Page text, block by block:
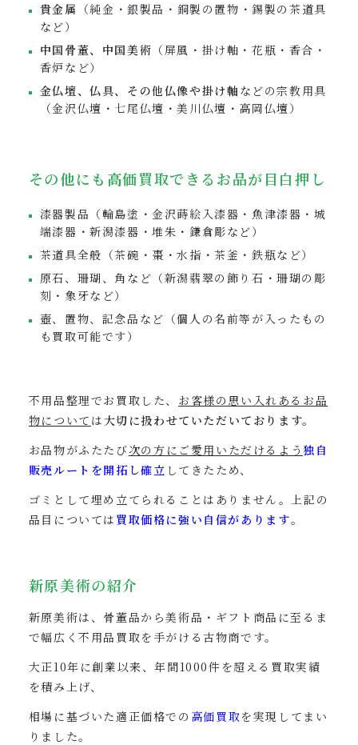
貴金属 （純金・銀製品・銅製の置物・錫製の茶道具
など）
中国骨董、中国美術 （屏風・掛け軸・花瓶・香合・
香炉など）
金仏壇、仏具、その他仏像や掛け軸 などの宗教用具
（金沢仏壇・七尾仏壇・美川仏壇・高岡仏壇）
その他にも高価買取できるお品が目白押し
漆器製品（輪島塗・金沢蒔絵入漆器・魚津漆器・城
端漆器・新潟漆器・堆朱・鎌倉彫など）
茶道具全般（茶碗・棗・水指・茶釜・鉄瓶など）
原石、珊瑚、角など（新潟翡翠の飾り石・珊瑚の彫
刻・象牙など）
壺、置物、記念品など（個人の名前等が入ったもの
も買取可能です）
不用品整理でお買取した、 お客様の思い入れあるお品
物について は大切に扱わせていただいております。
お品物がふたたび次の方にご愛用いただけるよう独自
販売ルートを開拓し確立 してきたため、
ゴミとして埋め立てられることはありません。上記の
品目については 買取価格に強い自信があります。
新原美術の紹介
新原美術は、骨董品から美術品・ギフト商品に至るま
で幅広く不用品買取を手がける古物商です。
大正10年に創業以来、年間1000件を超える買取実績
を積み上げ、
相場に基づいた適正価格での 高価買取を実現してまい
りました。